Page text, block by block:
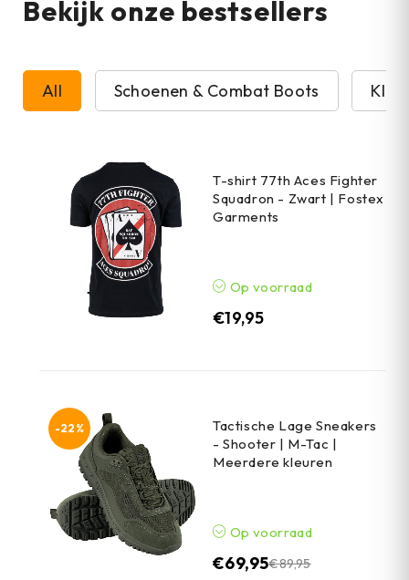
Bekijk onze bestsellers
All Schoenen & Combat Boots
T-shirt 77th Aces Fighter
Squadron - Zwart | Fostex
Garments
Op voorraad
€19,95
-22%
Tactische Lage Sneakers
- Shooter | M-Tac |
Meerdere kleuren
Op voorraad
€89,95
€69,95